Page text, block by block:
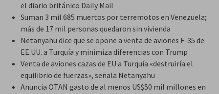
el diario británico Daily Mail
Suman 3 mil 685 muertos por terremotos en Venezuela;
más de 17 mil personas quedaron sin vivienda
Netanyahu dice que se opone a venta de aviones F-35 de
EE.UU. a Turquía y minimiza diferencias con Trump
Venta de aviones cazas de EU a Turquía «destruiría el
equilibrio de fuerzas», señala Netanyahu
Anuncia OTAN gasto de al menos US$50 mil millones en